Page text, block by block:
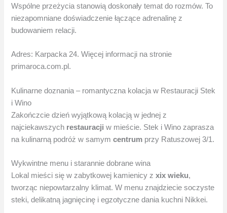
Wspólne przeżycia stanowią doskonały temat do rozmów. To
niezapomniane doświadczenie łączące adrenalinę z
budowaniem relacji.
Adres: Karpacka 24. Więcej informacji na stronie
primaroca.com.pl.
Kulinarne doznania – romantyczna kolacja w Restauracji Stek
i Wino
Zakończcie dzień wyjątkową kolacją w jednej z
najciekawszych restauracji w mieście. Stek i Wino zaprasza
na kulinarną podróż w samymcentrum przy Ratuszowej 3/1.
Wykwintne menu i starannie dobrane wina
Lokal mieści się w zabytkowej kamienicy zxix wieku,
tworząc niepowtarzalny klimat. W menu znajdziecie soczyste
steki, delikatną jagnięcinę i egzotyczne dania kuchni Nikkei.